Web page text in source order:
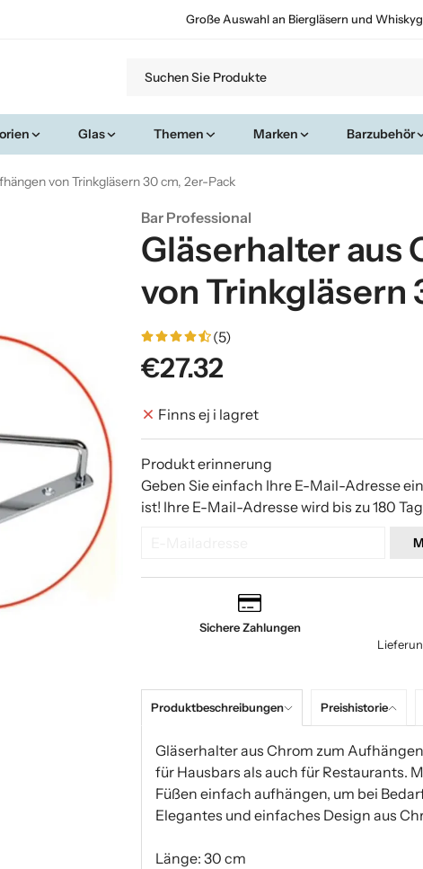
Große Auswahl an Biergläsern und
Glas Themen Marken Barzubehör
von Trinkgläsern 30 cm, 2er-Pack
Bar Professional
Gläserhalter aus
von Trinkgläsern
(5)
€27.32
Finns ej i lagret
Produkt erinnerung
Geben Sie einfach Ihre E-Mail-Adresse
ist! Ihre E-Mail-Adresse wird bis zu 180
Sichere Zahlungen
Produktbeschreibungen Preishistorie
Gläserhalter aus Chrom zum
für Hausbars als auch für Restaurants.
Füßen einfach aufhängen, um bei
Elegantes und einfaches Design aus
Länge: 30 cm